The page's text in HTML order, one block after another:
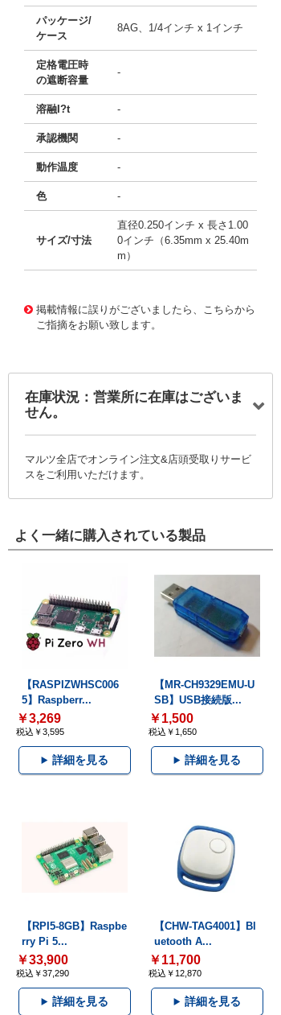
パッケージ/
ケース
8AG、1/4インチ x 1インチ
定格電圧時
の遮断容量
-
溶融I?t -
承認機関 -
動作温度 -
色 -
サイズ/寸法
直径0.250インチ x 長さ1.00
0インチ（6.35mm x 25.40m
m）
掲載情報に誤りがございましたら、こちらから
ご指摘をお願い致します。
在庫状況：営業所に在庫はございま
せん。
マルツ全店でオンライン注文&店頭受取りサービ
スをご利用いただけます。
よく一緒に購入されている製品
【RASPIZWHSC006
5】Raspberr...
￥3,269
税込￥3,595
詳細を見る
【MR-CH9329EMU-U
SB】USB接続版...
￥1,500
税込￥1,650
詳細を見る
【RPI5-8GB】Raspbe
rry Pi 5...
￥33,900
税込￥37,290
詳細を見る
【CHW-TAG4001】Bl
uetooth A...
￥11,700
税込￥12,870
詳細を見る